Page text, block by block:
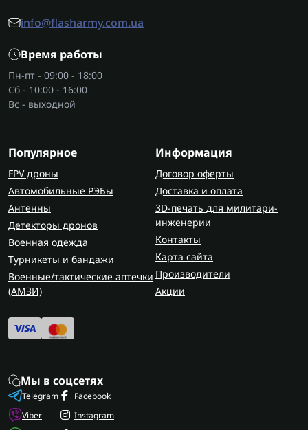
info@flasharmy.com.ua
Время работы
Пн-пт - 09:00 - 18:00
Сб - 10:00 - 16:00
Вс - выходной
Популярное
FPV дроны
Автомобильные РЭБы
Антенны
Детекторы дронов
Военная одежда
Турникеты и бандажи
Военные/тактические аптечки
(AMЗИ)
Информация
Договор оферты
Доставка и оплата
3D-печать для милитари-
инженерии
Контакты
Карта сайта
Производители
Акции
Мы в соцсетях
Telegram
Viber
Facebook
Instagram